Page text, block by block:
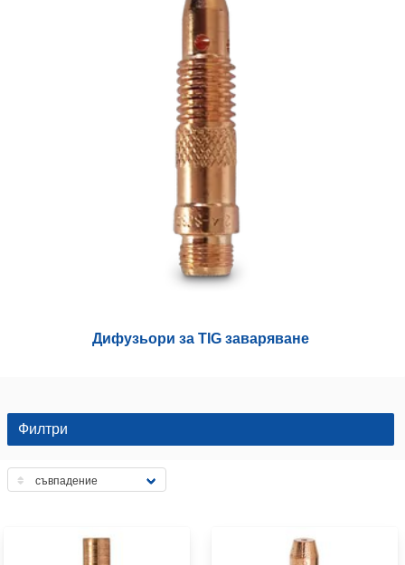
Дифузьори за TIG заваряване
Филтри